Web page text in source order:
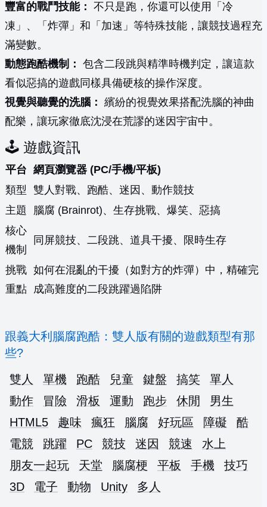
豐富的戰鬥技能： 不只是跑，你還可以使用「冷
凍」、「炸彈」和「加速」等特殊技能，讓競技過程充
滿變數。
動態跑酷機制： 包含二段跳與精準時機判定，讓這款
看似惡搞的遊戲同樣具備硬核的操作深度。
視覺與聽覺的洗腦： 繽紛的視覺效果搭配洗腦的神曲
配樂，讓玩家徹底沈浸在荒謬的迷因宇宙中。
🕹️ 遊戲資訊
平台 網頁瀏覽器 (PC/手機/平板)
類型
雙人對戰、跑酷、迷因、動作競技
主題
腦腐 (Brainrot)、生存挑戰、爆笑、惡搞
核心
機制
同屏競技、二段跳、道具干擾、限時生存
挑戰
重點
如何在混亂的干擾（如對方的炸彈）中，精確完
成高難度的二段跳躍過陷阱
跟義大利腦腐跑酷：雙人版有關的遊戲類型有那
些?
雙人
單機 跑酷 兒童 鍵盤 搞笑
單人
動作
冒險 滑板 運動 跑步 休閒
男生
HTML5
趣味 瘋狂 腦腐 好玩區 障礙
酷
電競
跳躍 PC 競技 迷因 競速
水上
朋友一起玩
天堂 腦腐梗 平板 手機
技巧
3D
電子 動物 Unity 多人